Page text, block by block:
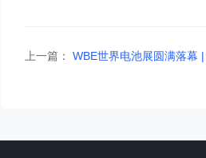
上一篇： WBE世界电池展圆满落幕